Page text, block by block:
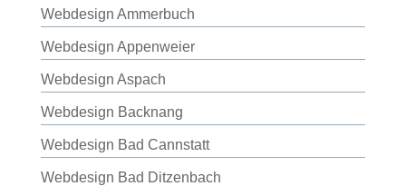
Webdesign Ammerbuch
Webdesign Appenweier
Webdesign Aspach
Webdesign Backnang
Webdesign Bad Cannstatt
Webdesign Bad Ditzenbach